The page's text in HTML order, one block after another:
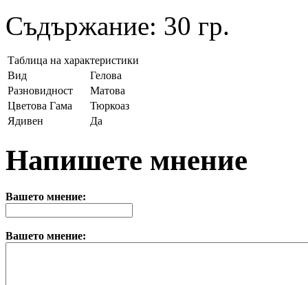
Съдържание: 30 гр.
Таблица на характеристики
Вид
Гелова
Разновидност
Матова
Цветова Гама
Тюркоаз
Ядивен
Да
Напишете мнение
Вашето мнение:
Вашето мнение: